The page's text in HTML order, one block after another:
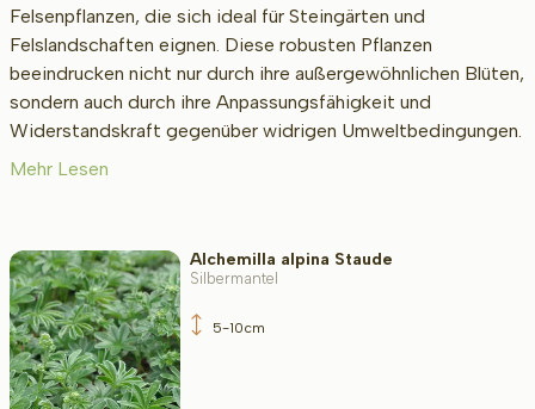
Art/Geschlecht
Wuchsform
Anwendung
Felsenpflanzen, die sich ideal für Steingärten und
Felslandschaften eignen. Diese robusten Pflanzen
beeindrucken nicht nur durch ihre außergewöhnlichen Blüten,
sondern auch durch ihre Anpassungsfähigkeit und
Widerstandskraft gegenüber widrigen Umweltbedingungen.
Mehr Lesen
Alchemilla alpina Staude
Silbermantel
5-10cm